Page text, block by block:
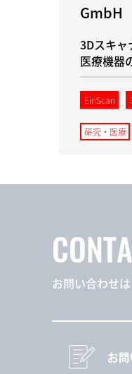
3Dスキャ
医療機器
EinScan
研究・医療
お問い合わせ